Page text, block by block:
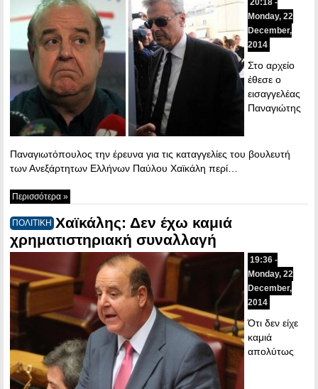
Monday, 22
December,
2014
Στο αρχείο
έθεσε ο
εισαγγελέας
Παναγιώτης
Παναγιωτόπουλος την έρευνα για τις καταγγελίες του βουλευτή
των Ανεξάρτητων Ελλήνων Παύλου Χαϊκάλη περί…
Περισσότερα »
ΠΟΛΙΤΙΚΗ Χαϊκάλης: Δεν έχω καμιά
χρηματιστηριακή συναλλαγή
19:36 -
Monday, 22
December,
2014
Ότι δεν είχε
καμιά
απολύτως